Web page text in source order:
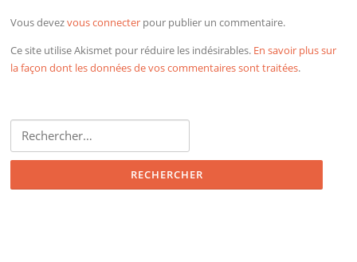
Vous devezvous connecter pour publier un commentaire.
Ce site utilise Akismet pour réduire les indésirables. En savoir plus sur
la façon dont les données de vos commentaires sont traitées.